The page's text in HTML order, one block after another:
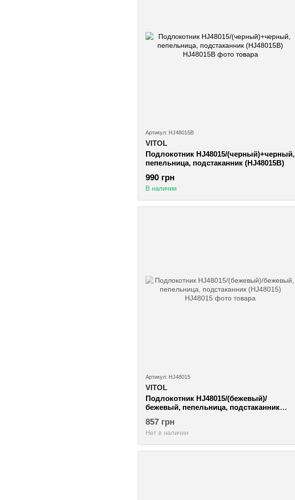
Артикул: HJ48015B
VITOL
Подлокотник HJ48015/(черный)+черный,
пепельница, подстаканник (HJ48015B)
990 грн
В наличии
Артикул: HJ48015
VITOL
Подлокотник HJ48015/(бежевый)/
бежевый, пепельница, подстаканник
857 грн
Нет в наличии